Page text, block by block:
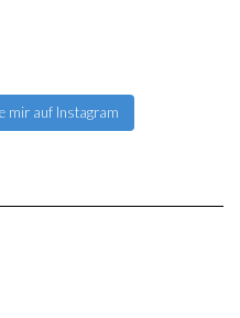
mir auf Instagram